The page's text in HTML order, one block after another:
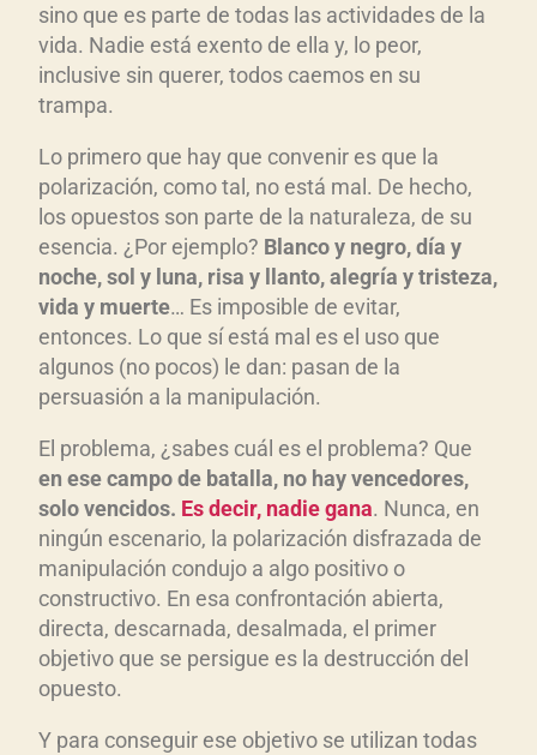
i
o
sino que es parte de todas las actividades de la
vida. Nadie está exento de ella y, lo peor,
inclusive sin querer, todos caemos en su
trampa.
Lo primero que hay que convenir es que la
polarización, como tal, no está mal. De hecho,
los opuestos son parte de la naturaleza, de su
esencia. ¿Por ejemplo? Blanco y negro, día y
noche, sol y luna, risa y llanto, alegría y tristeza,
vida y muerte… Es imposible de evitar,
entonces. Lo que sí está mal es el uso que
algunos (no pocos) le dan: pasan de la
persuasión a la manipulación.
El problema, ¿sabes cuál es el problema? Que
en ese campo de batalla, no hay vencedores,
solo vencidos. Es decir, nadie gana. Nunca, en
ningún escenario, la polarización disfrazada de
manipulación condujo a algo positivo o
constructivo. En esa confrontación abierta,
directa, descarnada, desalmada, el primer
objetivo que se persigue es la destrucción del
opuesto.
Y para conseguir ese objetivo se utilizan todas